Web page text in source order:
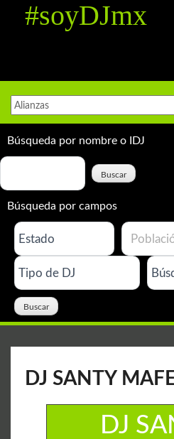
#soyDJmx
Búsqueda por nombre o IDJ
Búsqueda por campos
DJ SANTY
DJ